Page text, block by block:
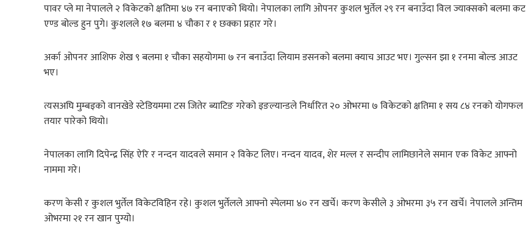
पावर प्ले मा नेपालले २ विकेटको क्षतिमा ४७ रन बनाएको थियो। नेपालका लागि ओपनर कुशल भुर्तेल २९ रन बनाउँदा विल ज्याक्सको बलमा कट
एण्ड बोल्ड हुन पुगे। कुशलले १७ बलमा ४ चौका र १ छक्का प्रहार गरे।
अर्का ओपनर आशिफ शेख ९ बलमा १ चौका सहयोगमा ७ रन बनाउँदा लियाम डसनको बलमा क्याच आउट भए। गुल्सन झा १ रनमा बोल्ड आउट
भए।
त्यसअघि मुम्बइको वानखेडे स्टेडियममा टस जितेर ब्याटिङ गरेको इङल्यान्डले निर्धारित २० ओभरमा ७ विकेटको क्षतिमा १ सय ८४ रनको योगफल
तयार पारेको थियो।
नेपालका लागि दिपेन्द्र सिंह ऐरि र नन्दन यादवले समान २ विकेट लिए। नन्दन यादव, शेर मल्ल र सन्दीप लामिछानेले समान एक विकेट आफ्नो
नाममा गरे।
करण केसी र कुशल भुर्तेल विकेटविहिन रहे। कुशल भुर्तेलले आफ्नो स्पेलमा ४० रन खर्चे। करण केसीले ३ ओभरमा ३५ रन खर्चे। नेपालले अन्तिम
ओभरमा २१ रन खान पुग्यो।